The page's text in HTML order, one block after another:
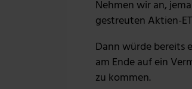
der
Nehmen wir an,
gestreuten Aktien-
Dann würde bereits
am Ende auf ein
zu kommen.